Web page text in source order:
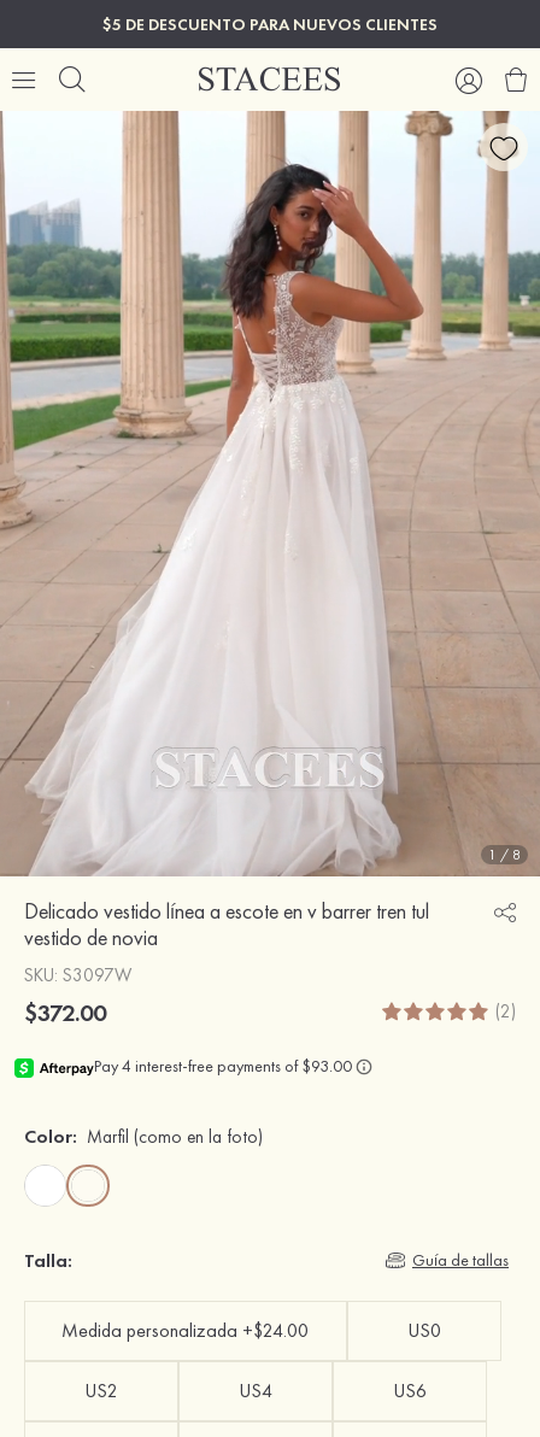
$5 DE DESCUENTO PARA NUEVOS CLIENTES
1 / 8
Delicado vestido línea a escote en v barrer tren tul
vestido de novia
SKU: S3097W
$372.00 (2)
Color: Marfil (como en la foto)
Talla: Guía de tallas
Medida personalizada +$24.00 US0
US2 US4 US6